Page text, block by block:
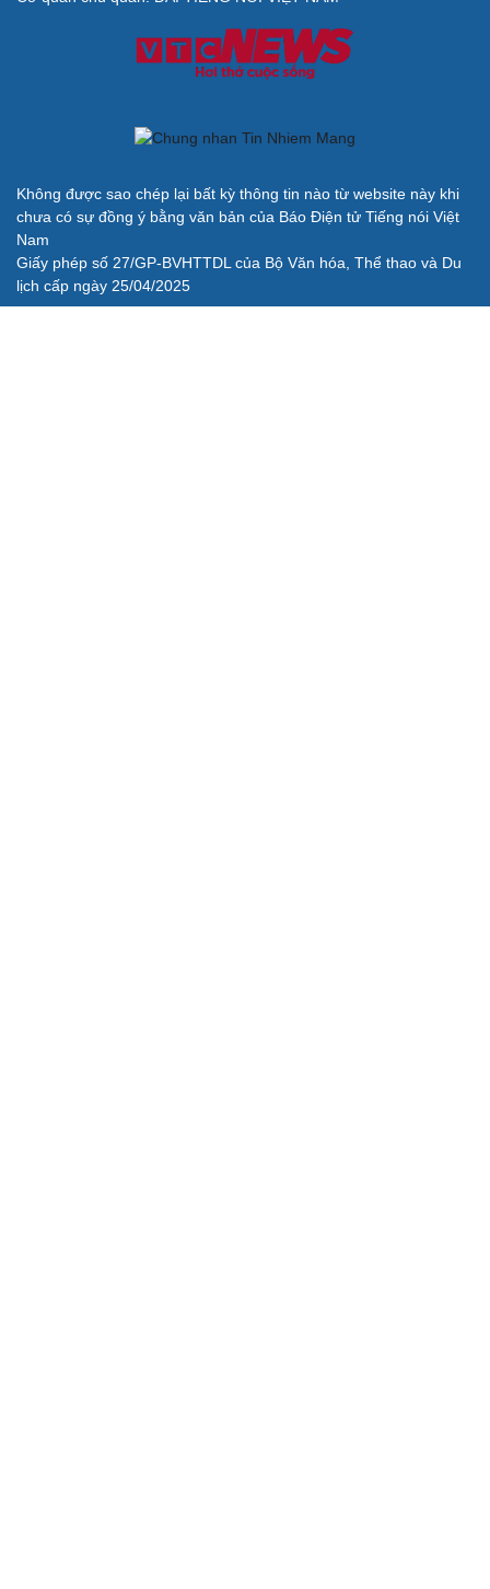
Không được sao chép lại bất kỳ thông tin nào từ website này khi
chưa có sự đồng ý bằng văn bản của Báo Điện tử Tiếng nói Việt
Nam
Giấy phép số 27/GP-BVHTTDL của Bộ Văn hóa, Thể thao và Du
lịch cấp ngày 25/04/2025